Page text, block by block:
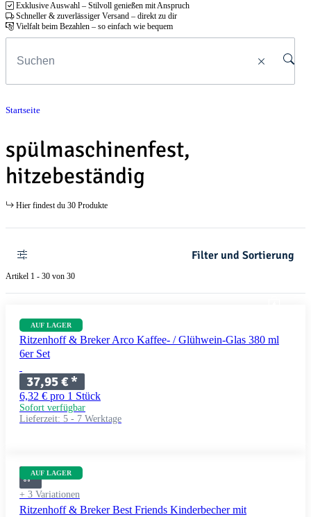
Exklusive Auswahl – Stilvoll genießen mit Anspruch
Schneller & zuverlässiger Versand – direkt zu dir
Vielfalt beim Bezahlen – so einfach wie bequem
Startseite
spülmaschinenfest,
hitzebeständig
Hier findest du 30 Produkte
Filter und Sortierung
Artikel 1 - 30 von 30
AUF LAGER
Ritzenhoff & Breker Arco Kaffee- / Glühwein-Glas 380 ml
6er Set
37,95 €*
6,32 € pro 1 Stück
Sofort verfügbar
Lieferzeit: 5 - 7 Werktage
AUF LAGER
+ 3 Variationen
Ritzenhoff & Breker Best Friends Kinderbecher mit